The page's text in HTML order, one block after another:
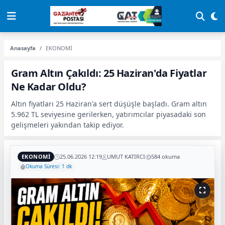
Anasayfa EKONOMİ
Gram Altın Çakıldı: 25 Haziran'da Fiyatlar
Ne Kadar Oldu?
Altın fiyatları 25 Haziran'a sert düşüşle başladı. Gram altın
5.962 TL seviyesine gerilerken, yatırımcılar piyasadaki son
gelişmeleri yakından takip ediyor.
EKONOMİ 25.06.2026 12:19 UMUT KATIRCI 584 okuma
Okuma Süresi: 1 dk